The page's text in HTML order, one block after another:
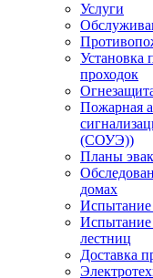
Услуги
Установка
проходок
Пожарная
(СОУЭ))
Планы
домах
Испытание
лестниц
Доставка